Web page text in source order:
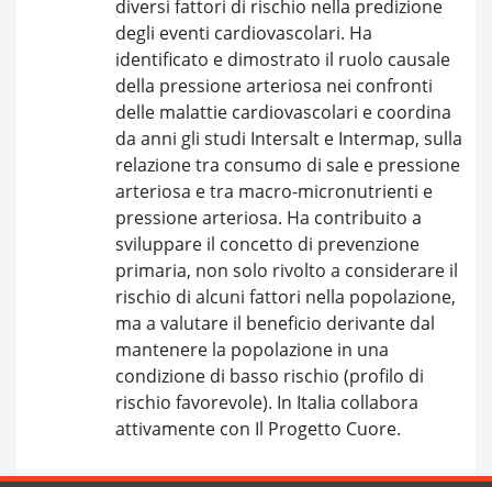
diversi fattori di rischio nella predizione
degli eventi cardiovascolari. Ha
identificato e dimostrato il ruolo causale
della pressione arteriosa nei confronti
delle malattie cardiovascolari e coordina
da anni gli studi Intersalt e Intermap, sulla
relazione tra consumo di sale e pressione
arteriosa e tra macro-micronutrienti e
pressione arteriosa. Ha contribuito a
sviluppare il concetto di prevenzione
primaria, non solo rivolto a considerare il
rischio di alcuni fattori nella popolazione,
ma a valutare il beneficio derivante dal
mantenere la popolazione in una
condizione di basso rischio (profilo di
rischio favorevole). In Italia collabora
attivamente con Il Progetto Cuore.